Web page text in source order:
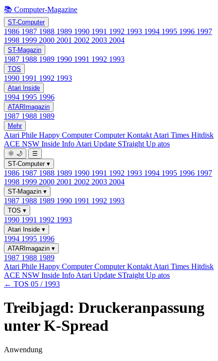
📚 Computer-Magazine
ST-Computer
1986 1987 1988 1989 1990 1991 1992 1993 1994 1995 1996 1997
1998 1999 2000 2001 2002 2003 2004
ST-Magazin
1987 1988 1989 1990 1991 1992 1993
TOS
1990 1991 1992 1993
Atari Inside
1994 1995 1996
ATARImagazin
1987 1988 1989
Mehr
Atari Phile Happy ComputerComputer Kontakt Atari Times Hitdisk
ACE NSW Inside Info Atari Update STraight Up atos
🌞 🌙
☰
ST-Computer ▾
1986 1987 1988 1989 1990 1991 1992 1993 1994 1995 1996 1997
1998 1999 2000 2001 2002 2003 2004
ST-Magazin ▾
1987 1988 1989 1990 1991 1992 1993
TOS ▾
1990 1991 1992 1993
Atari Inside ▾
1994 1995 1996
ATARImagazin ▾
1987 1988 1989
Atari Phile Happy ComputerComputer Kontakt Atari Times Hitdisk
ACE NSW Inside Info Atari Update STraight Up atos
← TOS 05 / 1993
Treibjagd: Druckeranpassung
unter K-Spread
Anwendung